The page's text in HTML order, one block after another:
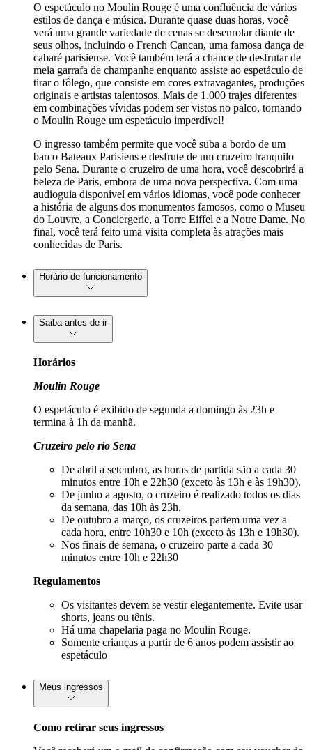
O espetáculo no Moulin Rouge é uma confluência de vários
estilos de dança e música. Durante quase duas horas, você
verá uma grande variedade de cenas se desenrolar diante de
seus olhos, incluindo o French Cancan, uma famosa dança de
cabaré parisiense. Você também terá a chance de desfrutar de
meia garrafa de champanhe enquanto assiste ao espetáculo de
tirar o fôlego, que consiste em cores extravagantes, produções
originais e artistas talentosos. Mais de 1.000 trajes diferentes
em combinações vívidas podem ser vistos no palco, tornando
o Moulin Rouge um espetáculo imperdível!
O ingresso também permite que você suba a bordo de um
barco Bateaux Parisiens e desfrute de um cruzeiro tranquilo
pelo Sena. Durante o cruzeiro de uma hora, você descobrirá a
beleza de Paris, embora de uma nova perspectiva. Com uma
audioguia disponível em vários idiomas, você pode conhecer
a história de alguns dos monumentos famosos, como o Museu
do Louvre, a Conciergerie, a Torre Eiffel e a Notre Dame. No
final, você terá feito uma visita completa às atrações mais
conhecidas de Paris.
Horário de funcionamento
Saiba antes de ir
Horários
Moulin Rouge
O espetáculo é exibido de segunda a domingo às 23h e
termina à 1h da manhã.
Cruzeiro pelo rio Sena
De abril a setembro, as horas de partida são a cada 30
minutos entre 10h e 22h30 (exceto às 13h e às 19h30).
De junho a agosto, o cruzeiro é realizado todos os dias
da semana, das 10h às 23h.
De outubro a março, os cruzeiros partem uma vez a
cada hora, entre 10h30 e 10h (exceto às 13h e 19h30).
Nos finais de semana, o cruzeiro parte a cada 30
minutos entre 10h e 22h30
Regulamentos
Os visitantes devem se vestir elegantemente. Evite usar
shorts, jeans ou tênis.
Há uma chapelaria paga no Moulin Rouge.
Somente crianças a partir de 6 anos podem assistir ao
espetáculo
Meus ingressos
Como retirar seus ingressos